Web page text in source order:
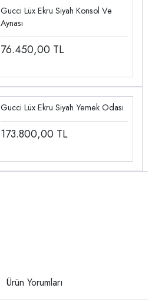
Gucci Lüx Ekru Siyah Konsol Ve
Aynası
76.450,00 TL
Gucci Lüx Ekru Siyah Yemek Odası
173.800,00 TL
Ürün Yorumları